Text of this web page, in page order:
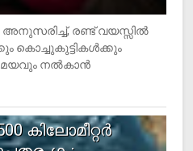
രണ്ട് വയസ്സില്‍
കൊച്ചുകുട്ടികള്‍ക്കും
നല്‍കാന്‍
കിലോമീറ്റര്‍